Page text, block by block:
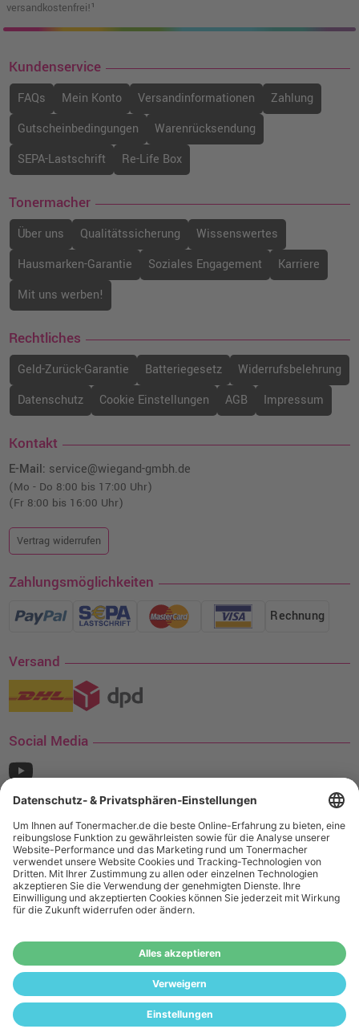
versandkostenfrei!¹
Kundenservice
FAQs Mein Konto Versandinformationen
Zahlung
Gutscheinbedingungen
Warenrücksendung
SEPA-Lastschrift
Re-Life Box
Tonermacher
Über uns Qualitätssicherung
Wissenswertes
Hausmarken-Garantie
Soziales Engagement
Karriere
Mit uns werben!
Rechtliches
Geld-Zurück-Garantie Batteriegesetz
Widerrufsbelehrung
Datenschutz
Cookie Einstellungen AGB Impressum
Kontakt
E-Mail: service@wiegand-gmbh.de
(Mo - Do 8:00 bis 17:00 Uhr)
(Fr 8:00 bis 16:00 Uhr)
Vertrag widerrufen
Zahlungsmöglichkeiten
Rechnung
Versand
Social Media
¹ Nur gültig für den Versand innerhalb Deutschlands. Befindet sich ein Warenwert
von mindestens 35€ (inkl. Mwst.) an Ampertec Artikeln in Ihrem Warenkorb, ist der
Versand für Sie kostenfrei.
Das Angebot von tonermacher.de richtet sich
nicht an Wiederverkäufer. Wenn Sie Wiederverkäufer sind,
registrieren Sie sich bitte in unserem Händler-Portal